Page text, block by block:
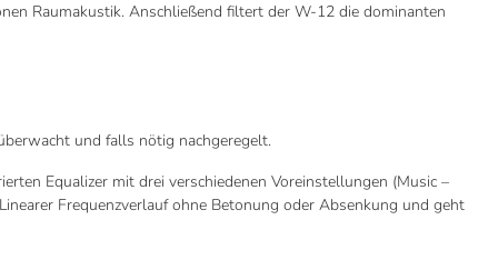
Raumakustik. Anschließend filtert der W-12 die dominanten
und falls nötig nachgeregelt.
Equalizer mit drei verschiedenen Voreinstellungen (Music –
Frequenzverlauf ohne Betonung oder Absenkung und geht